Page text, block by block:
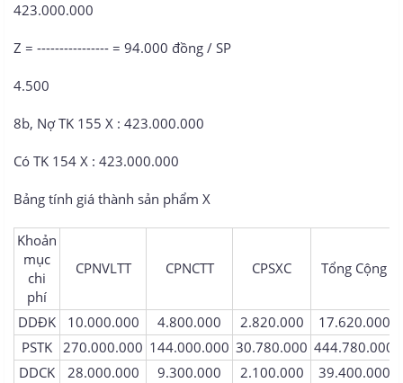
423.000.000
Z = ---------------- = 94.000 đồng / SP
4.500
8b, Nợ TK 155 X : 423.000.000
Có TK 154 X : 423.000.000
Bảng tính giá thành sản phẩm X
Khoản
mục
chi
phí​
CPNVLTT​ CPNCTT​ CPSXC​ Tổng Cộng​
DDĐK​ 10.000.000​ 4.800.000​ 2.820.000​
17.620.000​
PSTK​ 270.000.000​ 144.000.000​ 30.780.000​ 444.780.000​
DDCK​
28.000.000​ 9.300.000​ 2.100.000​
39.400.000​